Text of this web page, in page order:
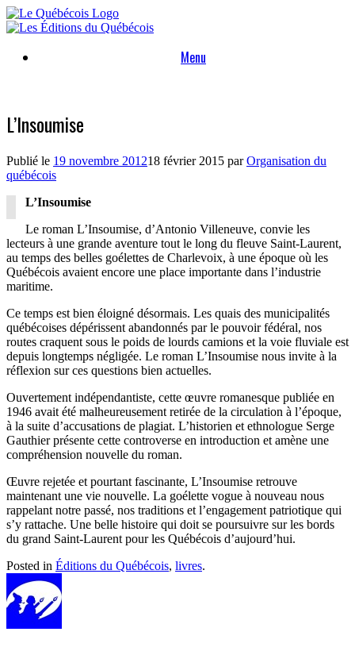
Skip
to
Menu
L’Insoumise
Publié le 19 novembre 201218 février 2015 parOrganisation du
québécois
L’Insoumise
Le roman L’Insoumise, d’Antonio Villeneuve, convie les
lecteurs à une grande aventure tout le long du fleuve Saint-Laurent,
au temps des belles goélettes de Charlevoix, à une époque où les
Québécois avaient encore une place importante dans l’industrie
maritime.
Ce temps est bien éloigné désormais. Les quais des municipalités
québécoises dépérissent abandonnés par le pouvoir fédéral, nos
routes craquent sous le poids de lourds camions et la voie fluviale est
depuis longtemps négligée. Le roman L’Insoumise nous invite à la
réflexion sur ces questions bien actuelles.
Ouvertement indépendantiste, cette œuvre romanesque publiée en
1946 avait été malheureusement retirée de la circulation à l’époque,
à la suite d’accusations de plagiat. L’historien et ethnologue Serge
Gauthier présente cette controverse en introduction et amène une
compréhension nouvelle du roman.
Œuvre rejetée et pourtant fascinante, L’Insoumise retrouve
maintenant une vie nouvelle. La goélette vogue à nouveau nous
rappelant notre passé, nos traditions et l’engagement patriotique qui
s’y rattache. Une belle histoire qui doit se poursuivre sur les bords
du grand Saint-Laurent pour les Québécois d’aujourd’hui.
Posted in Éditions du Québécois, livres.